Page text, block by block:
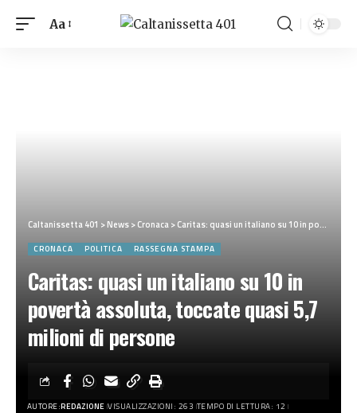
Aa
Caltanissetta 401 >News>Cronaca>Caritas: quasi un italiano su 10 in povertà assoluta, toccate quasi 5,7 milioni di persone
CRONACA POLITICA RASSEGNA STAMPA
Caritas: quasi un italiano su 10 in
povertà assoluta, toccate quasi 5,7
milioni di persone
AUTORE:REDAZIONE VISUALIZZAZIONI: 263 TEMPO DI LETTURA: 12